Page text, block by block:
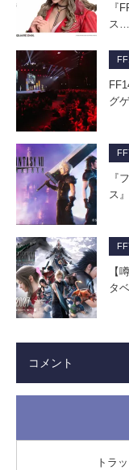
『
ス…
グ
『
ス
【
タ
コメント
トラ